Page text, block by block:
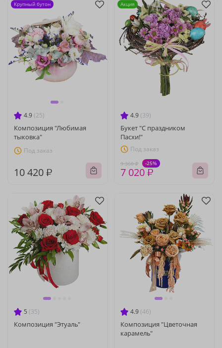
4.9 (25)
Композиция "Любимая
тыковка"
Под заказ
10 420 ₽
Крупный бутон
4.9 (39)
Букет "С праздником
Пасхи!"
Под заказ
9 360 ₽ -25%
7 020 ₽
Акция
5 (35)
Композиция "Этуаль"
4.9 (46)
Композиция "Цветочная
карамель"